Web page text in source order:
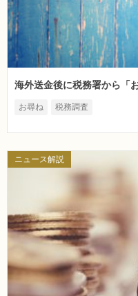
海外送金後に税務署から「
お尋ね 税務調査
ニュース解説